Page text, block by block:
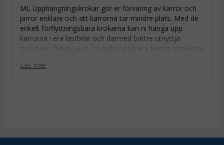
ML Upphängningskrokar gör er förvaring av kärror och
pirror enklare och att kärrorna tar mindre plats. Med de
enkelt förflyttningsbara krokarna kan ni hänga upp
kärrorna i era lastbilar och därmed bättre utnyttja
golvytan i flaket samt ha ordning på era kärror. Krokarna
och kan enkelt flyttas om beroende på kärrans storlek.
Läs mer